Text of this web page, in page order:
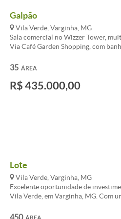
Galpão
Vila Verde, Varginha, MG
Sala comercial no Wizzer Tower,
Via Café Garden Shopping, com
elevadores. Cond:R$ 250,00<br /
negociação em Vila Verde,
área total de 35m². Uma excelente
ÁREA
35
R$ 435.000,00
Lote
Vila Verde, Varginha, MG
Excelente oportunidade de
Vila Verde, em Varginha, MG. Com
casa dos seus sonhos ou para
450